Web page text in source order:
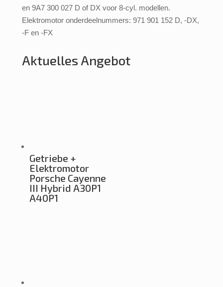
en 9A7 300 027 D of DX voor 8-cyl. modellen.
Elektromotor onderdeelnummers: 971 901 152 D, -DX,
-F en -FX
Aktuelles Angebot
Getriebe +
Elektromotor
Porsche Cayenne
III Hybrid A30P1
A40P1